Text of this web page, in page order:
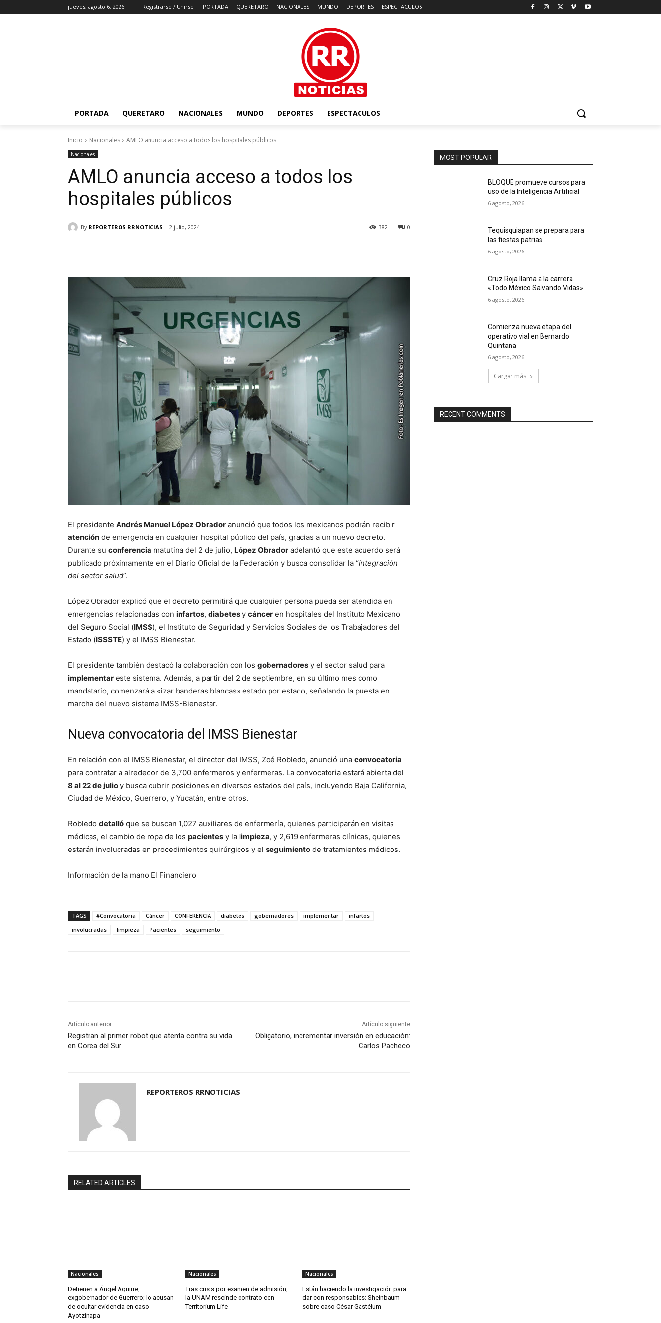
jueves, agosto 6, 2026 Registrarse / Unirse PORTADA QUERETARO NACIONALES MUNDO DEPORTES ESPECTACULOS
PORTADA QUERETARO NACIONALES MUNDO DEPORTES ESPECTACULOS
Inicio Nacionales AMLO anuncia acceso a todos los hospitales públicos
Nacionales
AMLO anuncia acceso a todos los
hospitales públicos
By REPORTEROS RRNOTICIAS 2 julio, 2024 0
382
El presidente Andrés Manuel López Obrador anunció que todos los mexicanos podrán recibir
atención de emergencia en cualquier hospital público del país, gracias a un nuevo decreto.
Durante su conferencia matutina del 2 de julio, López Obrador adelantó que este acuerdo será
publicado próximamente en el Diario Oficial de la Federación y busca consolidar la “integración
del sector salud”.
López Obrador explicó que el decreto permitirá que cualquier persona pueda ser atendida en
emergencias relacionadas con infartos, diabetes y cáncer en hospitales del Instituto Mexicano
del Seguro Social (IMSS), el Instituto de Seguridad y Servicios Sociales de los Trabajadores del
Estado (ISSSTE) y el IMSS Bienestar.
El presidente también destacó la colaboración con los gobernadores y el sector salud para
implementar este sistema. Además, a partir del 2 de septiembre, en su último mes como
mandatario, comenzará a «izar banderas blancas» estado por estado, señalando la puesta en
marcha del nuevo sistema IMSS-Bienestar.
Nueva convocatoria del IMSS Bienestar
En relación con el IMSS Bienestar, el director del IMSS, Zoé Robledo, anunció una convocatoria
para contratar a alrededor de 3,700 enfermeros y enfermeras. La convocatoria estará abierta del
8 al 22 de julio y busca cubrir posiciones en diversos estados del país, incluyendo Baja California,
Ciudad de México, Guerrero, y Yucatán, entre otros.
Robledo detalló que se buscan 1,027 auxiliares de enfermería, quienes participarán en visitas
médicas, el cambio de ropa de los pacientes y la limpieza, y 2,619 enfermeras clínicas, quienes
estarán involucradas en procedimientos quirúrgicos y el seguimiento de tratamientos médicos.
Información de la mano El Financiero
TAGS #Convocatoria Cáncer CONFERENCIA diabetes gobernadores implementar
infartos
involucradas
limpieza Pacientes seguimiento
Artículo anterior
Registran al primer robot que atenta contra su vida
en Corea del Sur
Artículo siguiente
Obligatorio, incrementar inversión en educación:
Carlos Pacheco
REPORTEROS RRNOTICIAS
RELATED ARTICLES
Nacionales
Detienen a Ángel Aguirre,
exgobernador de Guerrero; lo acusan
de ocultar evidencia en caso
Ayotzinapa
Nacionales
Tras crisis por examen de admisión,
la UNAM rescinde contrato con
Territorium Life
Nacionales
Están haciendo la investigación para
dar con responsables: Sheinbaum
sobre caso César Gastélum
MOST POPULAR
BLOQUE promueve cursos para
uso de la Inteligencia Artificial
6 agosto, 2026
Tequisquiapan se prepara para
las fiestas patrias
6 agosto, 2026
Cruz Roja llama a la carrera
«Todo México Salvando Vidas»
6 agosto, 2026
Comienza nueva etapa del
operativo vial en Bernardo
Quintana
6 agosto, 2026
Cargar más
RECENT COMMENTS